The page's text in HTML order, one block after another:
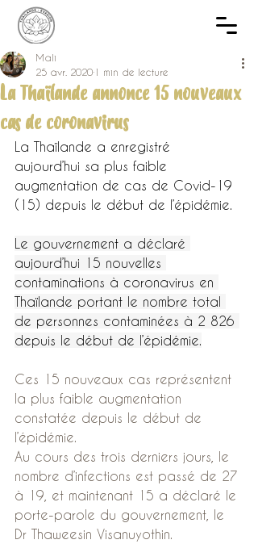
La Thaïlande annonce 15 nouveaux
cas de coronavirus
Mali
25 avr. 2020 1 min de lecture
La Thaïlande a enregistré
aujourd’hui sa plus faible
augmentation de cas de Covid-19
(15) depuis le début de l’épidémie.
Le gouvernement a déclaré
aujourd’hui 15 nouvelles
contaminations à coronavirus en
Thaïlande portant le nombre total
de personnes contaminées à 2 826
depuis le début de l’épidémie.
Ces 15 nouveaux cas représentent
la plus faible augmentation
constatée depuis le début de
l’épidémie.
Au cours des trois derniers jours, le
nombre d’infections est passé de 27
à 19, et maintenant 15 a déclaré le
porte-parole du gouvernement, le
Dr Thaweesin Visanuyothin.